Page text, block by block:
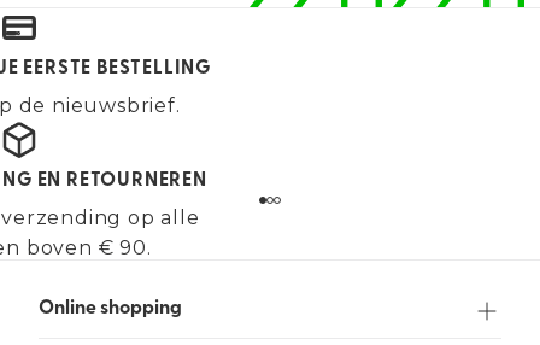
EERSTE BESTELLING
de nieuwsbrief.
EN RETOURNEREN
op alle
boven € 90.
Online shopping